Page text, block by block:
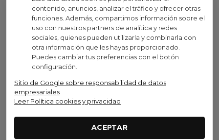
contenido, anuncios, analizar el tráfico y ofrecer otras
funciones. Además, compartimos información sobre el
uso con nuestros partners de analítica y redes
sociales, quienes pueden utilizarla y combinarla con
otra información que les hayas proporcionado.
Puedes cambiar tus preferencias con el botón
configuración.
Sitio de Google sobre responsabilidad de datos
empresariales
Leer Política cookies y privacidad
ACEPTAR
Visto recientemente
Descuentos por cantidad
No disponible
226ERS
Sales 226ERS HydraZero